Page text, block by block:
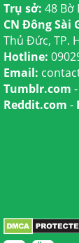
Trụ sở: 48 Bờ
CN Đông Sài
Thủ Đức, TP.
Hotline:
Email:
Tumblr.com -
Reddit.com -